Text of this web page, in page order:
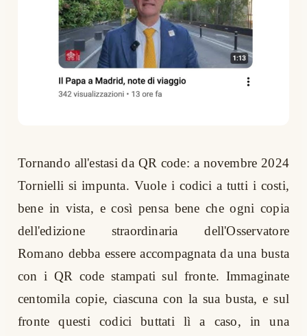
Tornando all'estasi da QR code: a novembre 2024
Tornielli si impunta. Vuole i codici a tutti i costi,
bene in vista, e così pensa bene che ogni copia
dell'edizione straordinaria dell'Osservatore
Romano debba essere accompagnata da una busta
con i QR code stampati sul fronte. Immaginate
centomila copie, ciascuna con la sua busta, e sul
fronte questi codici buttati lì a caso, in una